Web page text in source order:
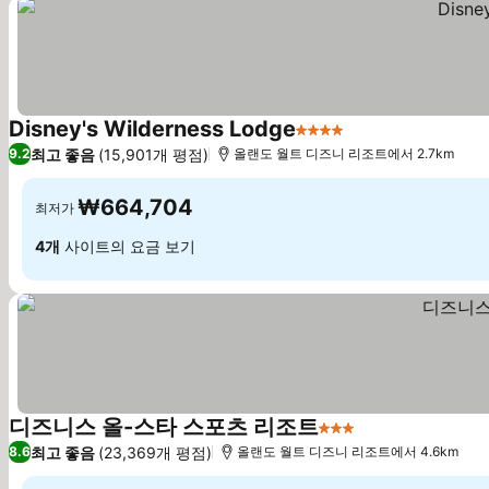
Disney's Wilderness Lodge4 성급
9.2최고 좋음 (15,901개 평점) 올랜도 월트 디즈니 리조트에서 2.7km
최저가 ₩664,704
4개 사이트의 요금 보기
디즈니스 올-스타 스포츠 리조트3 성급
8.6최고 좋음 (23,369개 평점) 올랜도 월트 디즈니 리조트에서 4.6km